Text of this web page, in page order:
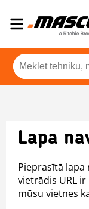
Lapa
Pieprasītā lapa
vietrādis URL
mūsu vietnes